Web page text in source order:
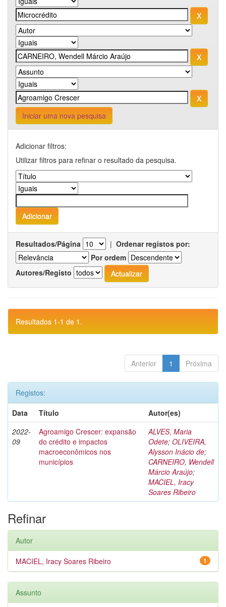
Iniciar uma nova pesquisa
Adicionar filtros:
Utilizar filtros para refinar o resultado da pesquisa.
Resultados/Página | Ordenar registos por:
Por ordem
Autores/Registo
Resultados 1-1 de 1.
Anterior 1 Próxima
Registos:
Data
Título
Autor(es)
2022-
09
Agroamigo Crescer: expansão
do crédito e impactos
macroeconômicos nos
municípios
ALVES, Maria
Odete; OLIVEIRA,
Alysson Inácio de;
CARNEIRO, Wendell
Márcio Araújo;
MACIEL, Iracy
Soares Ribeiro
Refinar
Autor
1
MACIEL, Iracy Soares Ribeiro
Assunto